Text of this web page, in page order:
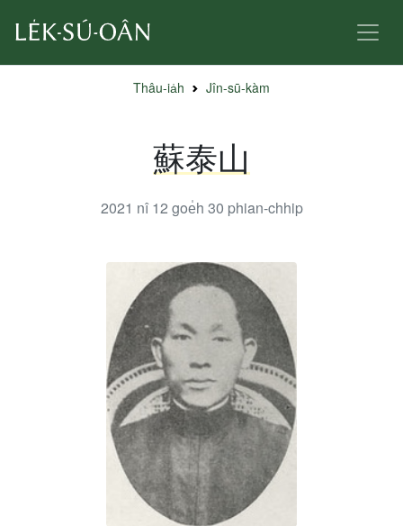
Thâu-ia̍h Jîn-sū-kàm
蘇泰山
2021 nî 12 goe̍h 30 phian-chhip